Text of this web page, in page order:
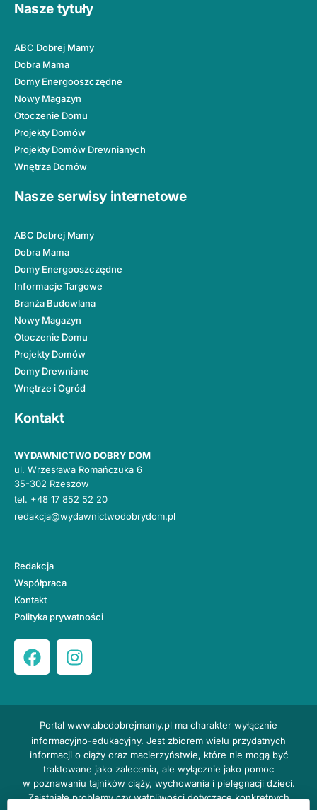
Nasze tytuły
ABC Dobrej Mamy
Dobra Mama
Domy Energooszczędne
Nowy Magazyn
Otoczenie Domu
Projekty Domów
Projekty Domów Drewnianych
Wnętrza Domów
Nasze serwisy internetowe
ABC Dobrej Mamy
Dobra Mama
Domy Energooszczędne
Informacje Targowe
Branża Budowlana
Nowy Magazyn
Otoczenie Domu
Projekty Domów
Domy Drewniane
Wnętrze i Ogród
Kontakt
WYDAWNICTWO DOBRY DOM
ul. Wrzesława Romańczuka 6
35-302 Rzeszów
tel. +48 17 852 52 20
redakcja@wydawnictwodobrydom.pl
Redakcja
Współpraca
Kontakt
Polityka prywatności
Portal www.abcdobrejmamy.pl ma charakter wyłącznie
informacyjno-edukacyjny. Jest zbiorem wielu przydatnych
informacji o ciąży oraz macierzyństwie, które nie mogą być
traktowane jako zalecenia, ale wyłącznie jako pomoc
w poznawaniu tajników ciąży, wychowania i pielęgnacji dzieci.
Zaistniałe problemy czy wątpliwości dotyczące konkretnych